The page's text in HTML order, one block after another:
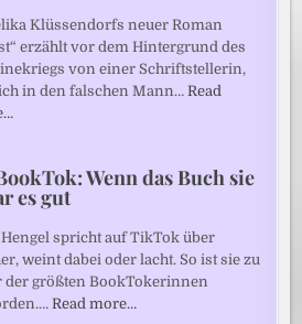
Klüssendorfs neuer Roman
erzählt vor dem Hintergrund des
von einer Schriftstellerin,
in den falschen Mann…Read
Wenn das Buch sie
es gut
spricht auf TikTok über
weint dabei oder lacht. So ist sie zu
der größten BookTokerinnen
Read more…